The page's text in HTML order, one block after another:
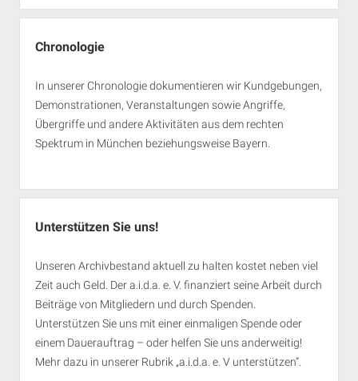
Chronologie
In unserer Chronologie dokumentieren wir Kundgebungen,
Demonstrationen, Veranstaltungen sowie Angriffe,
Übergriffe und andere Aktivitäten aus dem rechten
Spektrum in München beziehungsweise Bayern.
Unterstützen Sie uns!
Unseren Archivbestand aktuell zu halten kostet neben viel
Zeit auch Geld. Der a.i.d.a. e. V. finanziert seine Arbeit durch
Beiträge von Mitgliedern und durch Spenden.
Unterstützen Sie uns mit einer einmaligen Spende oder
einem Dauerauftrag – oder helfen Sie uns anderweitig!
Mehr dazu in unserer Rubrik „a.i.d.a. e. V unterstützen“.